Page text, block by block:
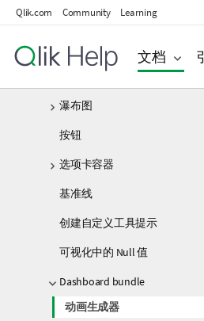
Qlik.com Community Learning
文档
表格
文本和图片
瀑布图
按钮
选项卡容器
基准线
创建自定义工具提示
可视化中的 Null 值
Dashboard bundle
动画生成器